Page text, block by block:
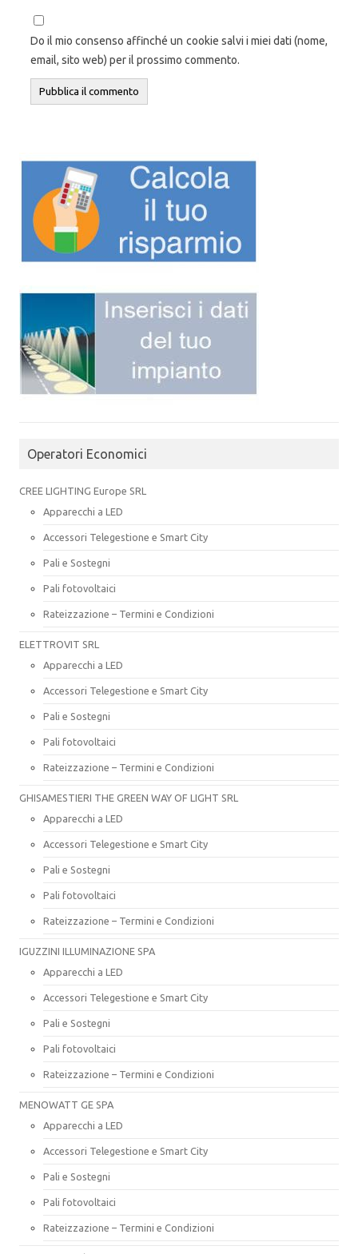
Do il mio consenso affinché un cookie salvi i miei dati (nome,
email, sito web) per il prossimo commento.
Operatori Economici
CREE LIGHTING Europe SRL
Apparecchi a LED
Accessori Telegestione e Smart City
Pali e Sostegni
Pali fotovoltaici
Rateizzazione – Termini e Condizioni
ELETTROVIT SRL
Apparecchi a LED
Accessori Telegestione e Smart City
Pali e Sostegni
Pali fotovoltaici
Rateizzazione – Termini e Condizioni
GHISAMESTIERI THE GREEN WAY OF LIGHT SRL
Apparecchi a LED
Accessori Telegestione e Smart City
Pali e Sostegni
Pali fotovoltaici
Rateizzazione – Termini e Condizioni
IGUZZINI ILLUMINAZIONE SPA
Apparecchi a LED
Accessori Telegestione e Smart City
Pali e Sostegni
Pali fotovoltaici
Rateizzazione – Termini e Condizioni
MENOWATT GE SPA
Apparecchi a LED
Accessori Telegestione e Smart City
Pali e Sostegni
Pali fotovoltaici
Rateizzazione – Termini e Condizioni